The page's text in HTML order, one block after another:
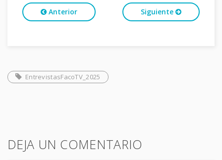
Anterior Siguiente
EntrevistasFacoTV_2025
DEJA UN COMENTARIO